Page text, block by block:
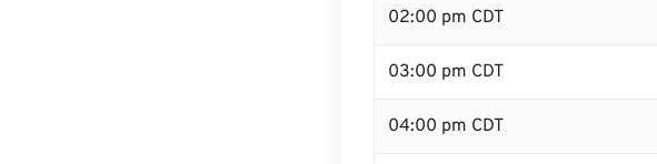
02:00 pm CDT
03:00 pm CDT
04:00 pm CDT